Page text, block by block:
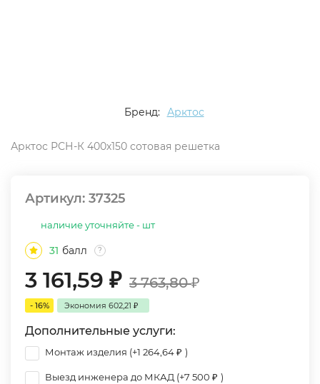
Бренд: Арктос
Арктос РСН-К 400х150 сотовая решетка
Артикул: 37325
наличие уточняйте - шт
31 балл ?
3 161,59 ₽ 3 763,80₽
- 16% Экономия 602,21 ₽
Дополнительные услуги:
Монтаж изделия (+1 264,64₽ )
Выезд инженера до МКАД (+7 500 ₽ )